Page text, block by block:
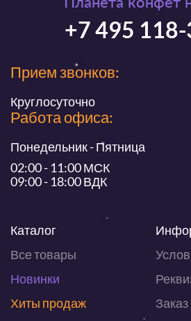
+7 495
Прием звонков:
Круглосуточно
Работа офиса:
Понедельник - Пятница
02:00 - 11:00 МСК
09:00 - 18:00 ВДК
Каталог
Все товары
Новинки
Хиты продаж